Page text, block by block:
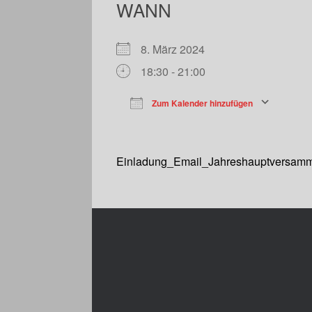
WANN
8. März 2024
18:30 - 21:00
Zum Kalender hinzufügen